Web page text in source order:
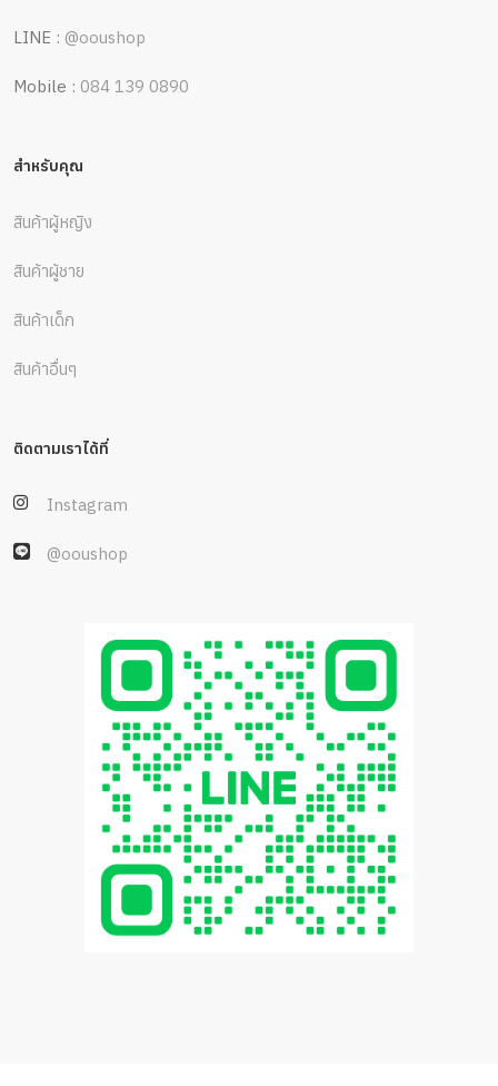
LINE : @ooushop
Mobile : 084 139 0890
สำหรับคุณ
สินค้าผู้หญิง
สินค้าผู้ชาย
สินค้าเด็ก
สินค้าอื่นๆ
ติดตามเราได้ที่
Instagram
@ooushop